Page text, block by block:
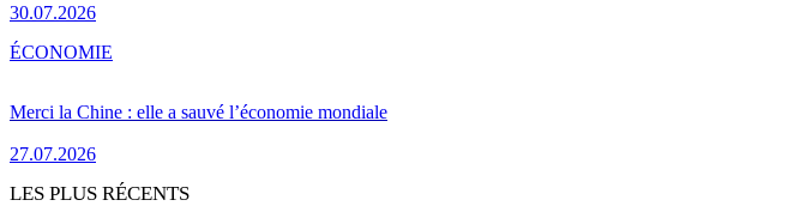
30.07.2026
Merci la Chine : elle a sauvé l’économie mondiale
27.07.2026
ÉCONOMIE
LES PLUS RÉCENTS